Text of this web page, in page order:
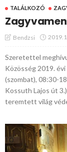
TALÁLKOZÓ
Bendzsi
Szeretettel
Közösség 2019.
(szombat), 08:30-
Kossuth Lajos út
teremtett világ